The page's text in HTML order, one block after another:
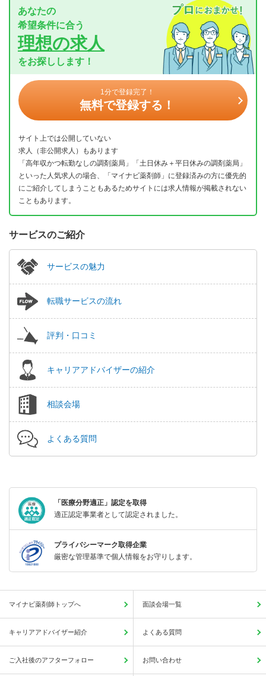
あなたの
希望条件に合う
理想の求人
をお探しします！
1分で登録完了！
無料で登録する！
サイト上では公開していない
求人（非公開求人）もあります
「高年収かつ転勤なしの調剤薬局」「土日休み＋平日休みの調剤薬局」
といった人気求人の場合、「マイナビ薬剤師」に登録済みの方に優先的
にご紹介してしまうこともあるためサイトには求人情報が掲載されない
こともあります。
サービスのご紹介
サービスの魅力
転職サービスの流れ
評判・口コミ
キャリアアドバイザーの紹介
相談会場
よくある質問
「医療分野適正」認定を取得
適正認定事業者として認定されました。
プライバシーマーク取得企業
厳密な管理基準で個人情報をお守りします。
マイナビ薬剤師トップへ 面談会場一覧
キャリアアドバイザー紹介 よくある質問
ご入社後のアフターフォロー お問い合わせ